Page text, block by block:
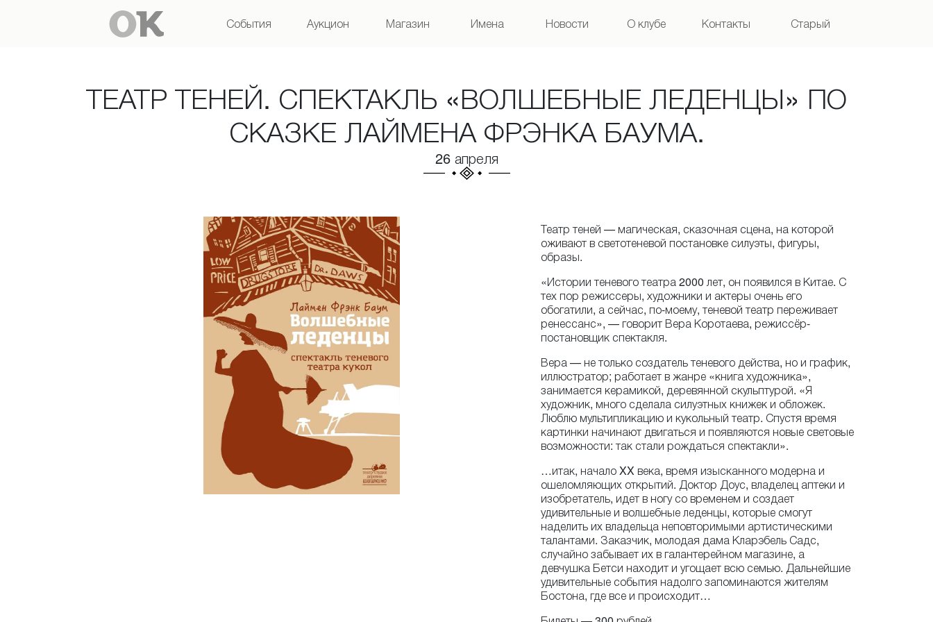
События Аукцион Магазин Имена Новости О клубе Контакты Старый
ТЕАТР ТЕНЕЙ. СПЕКТАКЛЬ «ВОЛШЕБНЫЕ ЛЕДЕНЦЫ» ПО
СКАЗКЕ ЛАЙМЕНА ФРЭНКА БАУМА.
26 апреля
Театр теней — магическая, сказочная сцена, на которой
оживают в светотеневой постановке силуэты, фигуры,
образы.
«Истории теневого театра 2000 лет, он появился в Китае. С
тех пор режиссеры, художники и актеры очень его
обогатили, а сейчас, по-моему, теневой театр переживает
ренессанс», — говорит Вера Коротаева, режиссёр-
постановщик спектакля.
Вера — не только создатель теневого действа, но и график,
иллюстратор; работает в жанре «книга художника»,
занимается керамикой, деревянной скульптурой. «Я
художник, много сделала силуэтных книжек и обложек.
Люблю мультипликацию и кукольный театр. Спустя время
картинки начинают двигаться и появляются новые световые
возможности: так стали рождаться спектакли».
…итак, начало XX века, время изысканного модерна и
ошеломляющих открытий. Доктор Доус, владелец аптеки и
изобретатель, идет в ногу со временем и создает
удивительные и волшебные леденцы, которые смогут
наделить их владельца неповторимыми артистическими
талантами. Заказчик, молодая дама Кларэбель Садс,
случайно забывает их в галантерейном магазине, а
девчушка Бетси находит и угощает всю семью. Дальнейшие
удивительные события надолго запоминаются жителям
Бостона, где все и происходит…